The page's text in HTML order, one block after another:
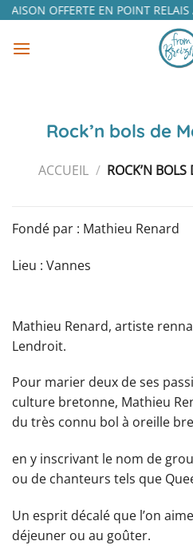
Passer
contenu
OFFERTE EN POINT RELAISÀ
Rock’n bols de
ACCUEIL / ROCK’N
Fondé par : Mathieu Renard
Lieu : Vannes
Mathieu Renard, artiste
Lendroit.
Pour marier deux de ses
culture bretonne, Mathieu
du très connu bol à oreille
en y inscrivant le nom de
ou de chanteurs tels que
Un esprit décalé que l’on
déjeuner ou au goûter.